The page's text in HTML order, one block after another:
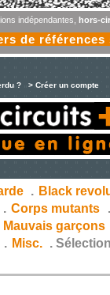
indépendantes, hors-
de
? > Créer un compte
. Black
. Corps mutants .
Mauvais garçons
. Misc. .